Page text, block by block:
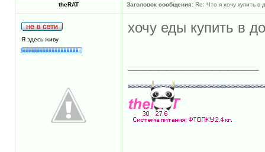
theRAT Заголовок сообщения: Re: Что я хочу купить
Я здесь живу
хочу еды купить в